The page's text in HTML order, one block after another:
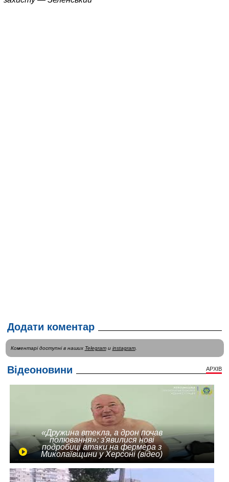
Додати коментар
Коментарі доступні в наших Telegramи instagram.
Відеоновини АРХІВ
«Дружина втекла, а дрон почав
полювання»: з'явилися нові
подробиці атаки на фермера з
Миколаївщини у Херсоні (відео)